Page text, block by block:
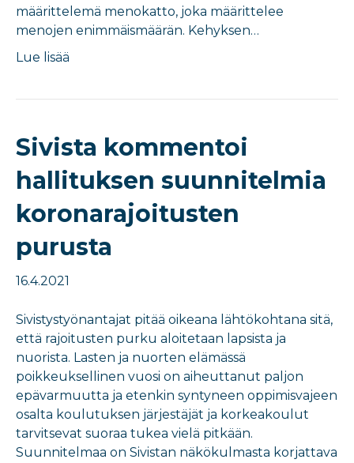
määrittelemä menokatto, joka määrittelee
menojen enimmäismäärän. Kehyksen…
Lue lisää
Sivista kommentoi
hallituksen suunnitelmia
koronarajoitusten
purusta
16.4.2021
Sivistystyönantajat pitää oikeana lähtökohtana sitä,
että rajoitusten purku aloitetaan lapsista ja
nuorista. Lasten ja nuorten elämässä
poikkeuksellinen vuosi on aiheuttanut paljon
epävarmuutta ja etenkin syntyneen oppimisvajeen
osalta koulutuksen järjestäjät ja korkeakoulut
tarvitsevat suoraa tukea vielä pitkään.
Suunnitelmaa on Sivistan näkökulmasta korjattava